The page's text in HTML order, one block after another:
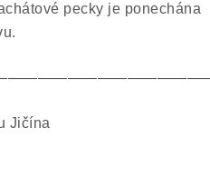
pecky je ponechána
Jičína